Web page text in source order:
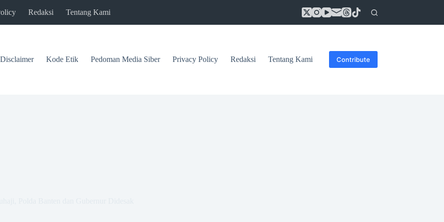
Redaksi Tentang Kami
Disclaimer Kode Etik Pedoman Media Siber Privacy Policy Redaksi Tentang Kami Contribute